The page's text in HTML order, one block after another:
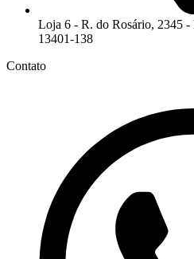
Loja 6 - R. do Rosário, 2345 -
13401-138
Contato